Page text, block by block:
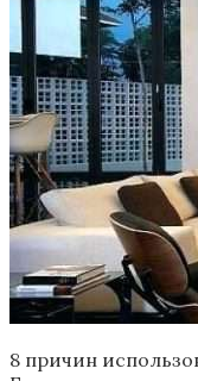
8 причин